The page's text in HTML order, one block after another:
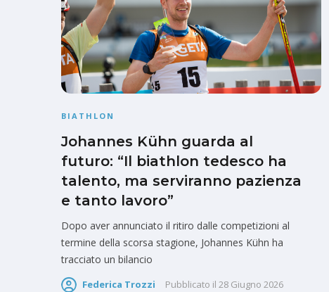
BIATHLON
Johannes Kühn guarda al
futuro: “Il biathlon tedesco ha
talento, ma serviranno pazienza
e tanto lavoro”
Dopo aver annunciato il ritiro dalle competizioni al
termine della scorsa stagione, Johannes Kühn ha
tracciato un bilancio
Federica Trozzi Pubblicato il 28 Giugno 2026